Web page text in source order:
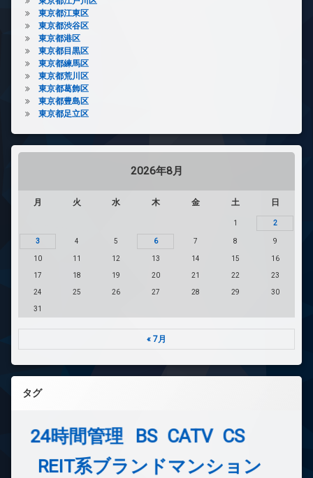
東京都江東区
東京都渋谷区
東京都港区
東京都目黒区
東京都練馬区
東京都荒川区
東京都葛飾区
東京都豊島区
東京都足立区
2026年8月
月 火 水 木 金 土 日
1 2
3 4 5 6 7 8 9
10 11 12 13 14 15 16
17 18 19 20 21 22 23
24 25 26 27 28 29 30
31
« 7月
タグ
24時間管理 BS CATV CS
REIT系ブランドマンション